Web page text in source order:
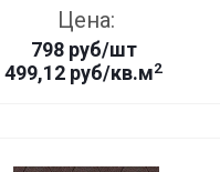
Цена:
798 руб/шт
499,12 руб/кв.м2